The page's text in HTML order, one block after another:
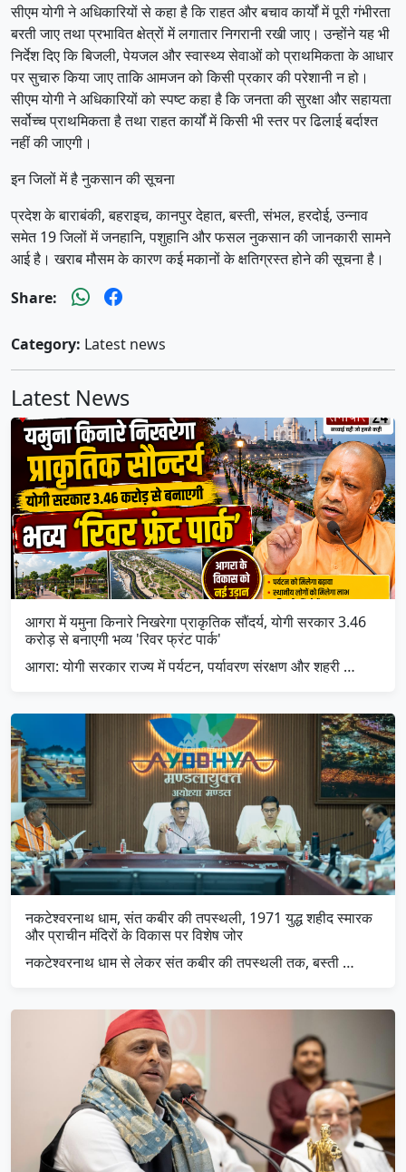
सीएम योगी ने अधिकारियों से कहा है कि राहत और बचाव कार्यों में पूरी गंभीरता
बरती जाए तथा प्रभावित क्षेत्रों में लगातार निगरानी रखी जाए। उन्होंने यह भी
निर्देश दिए कि बिजली, पेयजल और स्वास्थ्य सेवाओं को प्राथमिकता के आधार
पर सुचारु किया जाए ताकि आमजन को किसी प्रकार की परेशानी न हो।
सीएम योगी ने अधिकारियों को स्पष्ट कहा है कि जनता की सुरक्षा और सहायता
सर्वोच्च प्राथमिकता है तथा राहत कार्यों में किसी भी स्तर पर ढिलाई बर्दाश्त
नहीं की जाएगी।
इन जिलों में है नुकसान की सूचना
प्रदेश के बाराबंकी, बहराइच, कानपुर देहात, बस्ती, संभल, हरदोई, उन्नाव
समेत 19 जिलों में जनहानि, पशुहानि और फसल नुकसान की जानकारी सामने
आई है। खराब मौसम के कारण कई मकानों के क्षतिग्रस्त होने की सूचना है।
Share:
Category: Latest news
Latest News
आगरा में यमुना किनारे निखरेगा प्राकृतिक सौंदर्य, योगी सरकार 3.46
करोड़ से बनाएगी भव्य 'रिवर फ्रंट पार्क'
आगरा: योगी सरकार राज्य में पर्यटन, पर्यावरण संरक्षण और शहरी …
नकटेश्वरनाथ धाम, संत कबीर की तपस्थली, 1971 युद्ध शहीद स्मारक
और प्राचीन मंदिरों के विकास पर विशेष जोर
नकटेश्वरनाथ धाम से लेकर संत कबीर की तपस्थली तक, बस्ती …